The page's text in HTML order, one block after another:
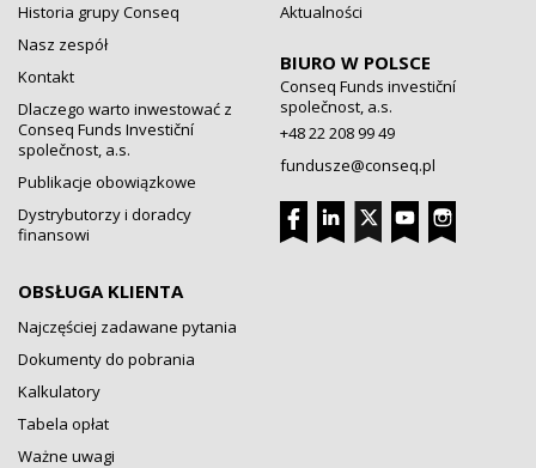
Historia grupy Conseq
Nasz zespół
Kontakt
Dlaczego warto inwestować z
Conseq Funds Investiční
společnost, a.s.
Publikacje obowiązkowe
Dystrybutorzy i doradcy
finansowi
OBSŁUGA KLIENTA
Najczęściej zadawane pytania
Dokumenty do pobrania
Kalkulatory
Tabela opłat
Ważne uwagi
Aktualności
BIURO W POLSCE
Conseq Funds investiční
společnost, a.s.
+48 22 208 99 49
fundusze@conseq.pl